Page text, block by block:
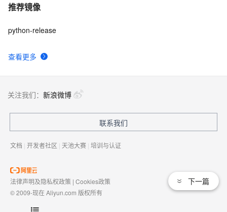
推荐镜像
查看更多
python-release
下一篇
关注我们： 新浪微博
联系我们
文档 | 开发者社区 | 天池大赛 | 培训与认证
法律声明及隐私权政策 | Cookies政策
© 2009-现在 Aliyun.com 版权所有